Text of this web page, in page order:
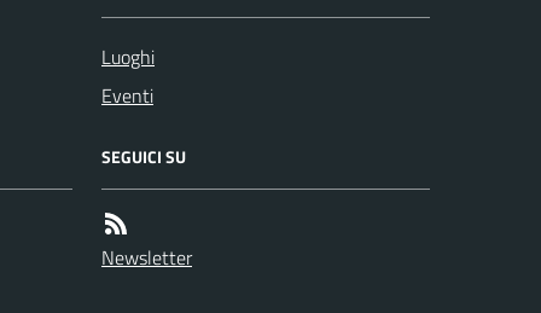
Luoghi
Eventi
SEGUICI SU
Newsletter